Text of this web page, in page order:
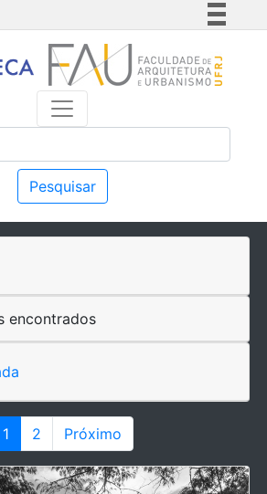
Simplifique!
Comunica BR
Acesso à informação
Pesquisar
encontrados
1 2 Próximo